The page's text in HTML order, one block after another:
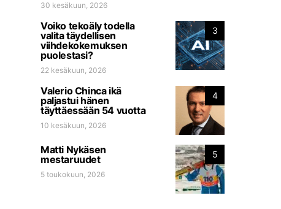
30 kesäkuun, 2026
3
Voiko tekoäly todella
valita täydellisen
viihdekokemuksen
puolestasi?
22 kesäkuun, 2026
4
Valerio Chinca ikä
paljastui hänen
täyttäessään 54 vuotta
10 kesäkuun, 2026
5
Matti Nykäsen
mestaruudet
5 toukokuun, 2026